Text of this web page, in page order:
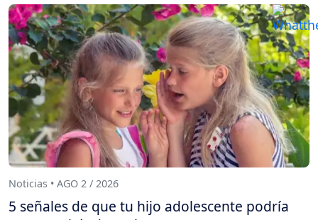
Noticias • AGO 2 / 2026
5 señales de que tu hijo adolescente podría